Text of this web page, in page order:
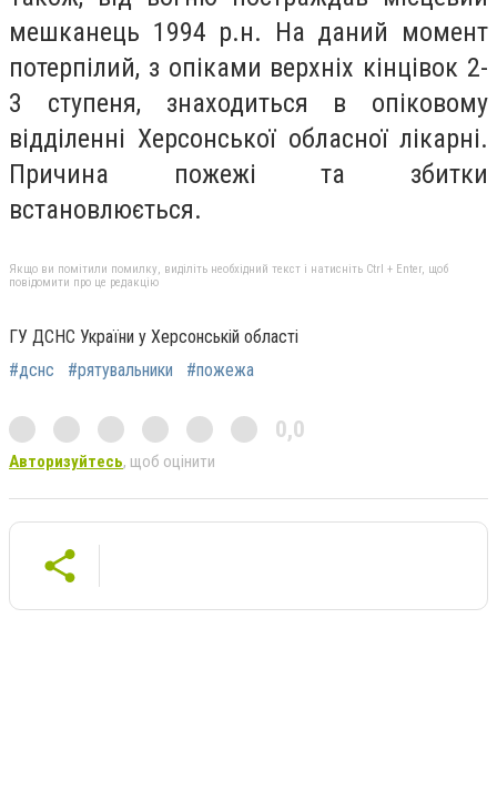
мешканець 1994 р.н. На даний момент
потерпілий, з опіками верхніх кінцівок 2-
3 ступеня, знаходиться в опіковому
відділенні Херсонської обласної лікарні.
Причина пожежі та збитки
встановлюється.
Якщо ви помітили помилку, виділіть необхідний текст і натисніть Ctrl + Enter, щоб
повідомити про це редакцію
ГУ ДСНС України у Херсонській області
#дснс
#рятувальники #пожежа
0,0
Авторизуйтесь, щоб оцінити